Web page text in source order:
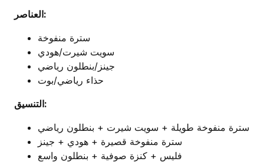
العناصر:
سترة منفوخة
سويت شيرت/هودي
جينز/بنطلون رياضي
حذاء رياضي/بوت
التنسيق:
سترة منفوخة طويلة + سويت شيرت + بنطلون رياضي
سترة منفوخة قصيرة + هودي + جينز
فليس + كنزة صوفية + بنطلون واسع